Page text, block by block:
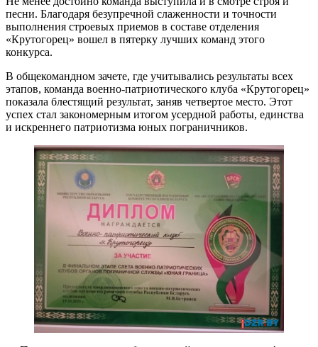
песни. Благодаря безупречной слаженности и точности
выполнения строевых приемов в составе отделения
«Крутогорец» вошел в пятерку лучших команд этого
конкурса.
В общекомандном зачете, где учитывались результаты всех
этапов, команда военно-патриотического клуба «Крутогорец»
показала блестящий результат, заняв четвертое место. Этот
успех стал закономерным итогом усердной работы, единства
и искреннего патриотизма юных пограничников.